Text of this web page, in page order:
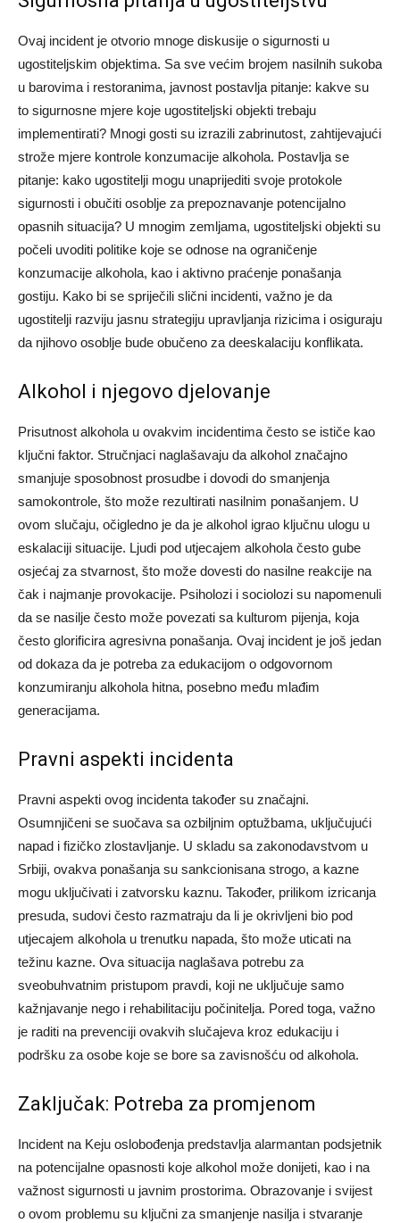
Ovaj incident je otvorio mnoge diskusije o sigurnosti u
ugostiteljskim objektima. Sa sve većim brojem nasilnih sukoba
u barovima i restoranima, javnost postavlja pitanje: kakve su
to sigurnosne mjere koje ugostiteljski objekti trebaju
implementirati? Mnogi gosti su izrazili zabrinutost, zahtijevajući
strože mjere kontrole konzumacije alkohola. Postavlja se
pitanje: kako ugostitelji mogu unaprijediti svoje protokole
sigurnosti i obučiti osoblje za prepoznavanje potencijalno
opasnih situacija? U mnogim zemljama, ugostiteljski objekti su
počeli uvoditi politike koje se odnose na ograničenje
konzumacije alkohola, kao i aktivno praćenje ponašanja
gostiju. Kako bi se spriječili slični incidenti, važno je da
ugostitelji razviju jasnu strategiju upravljanja rizicima i osiguraju
da njihovo osoblje bude obučeno za deeskalaciju konflikata.
Alkohol i njegovo djelovanje
Prisutnost alkohola u ovakvim incidentima često se ističe kao
ključni faktor. Stručnjaci naglašavaju da alkohol značajno
smanjuje sposobnost prosudbe i dovodi do smanjenja
samokontrole, što može rezultirati nasilnim ponašanjem. U
ovom slučaju, očigledno je da je alkohol igrao ključnu ulogu u
eskalaciji situacije. Ljudi pod utjecajem alkohola često gube
osjećaj za stvarnost, što može dovesti do nasilne reakcije na
čak i najmanje provokacije. Psiholozi i sociolozi su napomenuli
da se nasilje često može povezati sa kulturom pijenja, koja
često glorificira agresivna ponašanja. Ovaj incident je još jedan
od dokaza da je potreba za edukacijom o odgovornom
konzumiranju alkohola hitna, posebno među mlađim
generacijama.
Pravni aspekti incidenta
Pravni aspekti ovog incidenta također su značajni.
Osumnjičeni se suočava sa ozbiljnim optužbama, uključujući
napad i fizičko zlostavljanje. U skladu sa zakonodavstvom u
Srbiji, ovakva ponašanja su sankcionisana strogo, a kazne
mogu uključivati i zatvorsku kaznu. Također, prilikom izricanja
presuda, sudovi često razmatraju da li je okrivljeni bio pod
utjecajem alkohola u trenutku napada, što može uticati na
težinu kazne. Ova situacija naglašava potrebu za
sveobuhvatnim pristupom pravdi, koji ne uključuje samo
kažnjavanje nego i rehabilitaciju počinitelja. Pored toga, važno
je raditi na prevenciji ovakvih slučajeva kroz edukaciju i
podršku za osobe koje se bore sa zavisnošću od alkohola.
Zaključak: Potreba za promjenom
Incident na Keju oslobođenja predstavlja alarmantan podsjetnik
na potencijalne opasnosti koje alkohol može donijeti, kao i na
važnost sigurnosti u javnim prostorima. Obrazovanje i svijest
o ovom problemu su ključni za smanjenje nasilja i stvaranje